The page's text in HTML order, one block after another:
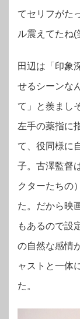
てセリフがた
ル震えてたね(
田辺は「印象
せるシーンな
て」と羨まし
左手の薬指に
て、役同様に
子。古澤監督
クターたちの
た。だから映
もあるので設
の自然な感情
ャストと一体
た。